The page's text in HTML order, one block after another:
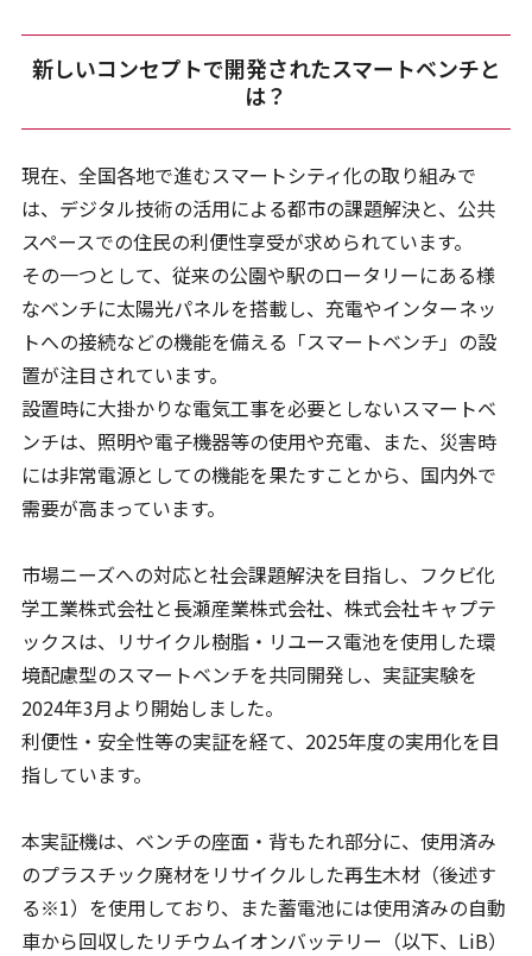
新しいコンセプトで開発されたスマートベンチと
は？
現在、全国各地で進むスマートシティ化の取り組みで
は、デジタル技術の活用による都市の課題解決と、公共
スペースでの住民の利便性享受が求められています。
その一つとして、従来の公園や駅のロータリーにある様
なベンチに太陽光パネルを搭載し、充電やインターネッ
トへの接続などの機能を備える「スマートベンチ」の設
置が注目されています。
設置時に大掛かりな電気工事を必要としないスマートベ
ンチは、照明や電子機器等の使用や充電、また、災害時
には非常電源としての機能を果たすことから、国内外で
需要が高まっています。
市場ニーズへの対応と社会課題解決を目指し、フクビ化
学工業株式会社と長瀬産業株式会社、株式会社キャプテ
ックスは、リサイクル樹脂・リユース電池を使用した環
境配慮型のスマートベンチを共同開発し、実証実験を
2024年3月より開始しました。
利便性・安全性等の実証を経て、2025年度の実用化を目
指しています。
本実証機は、ベンチの座面・背もたれ部分に、使用済み
のプラスチック廃材をリサイクルした再生木材（後述す
る※1）を使用しており、また蓄電池には使用済みの自動
車から回収したリチウムイオンバッテリー（以下、LiB）